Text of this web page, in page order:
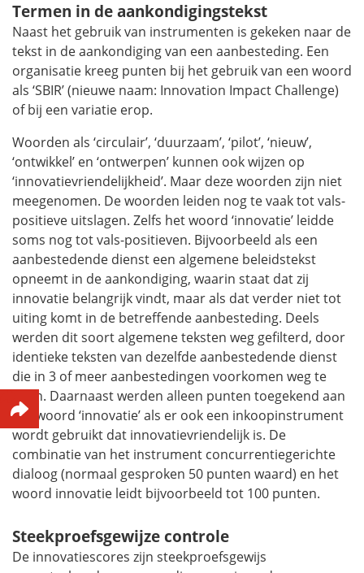
Termen in de aankondigingstekst
Naast het gebruik van instrumenten is gekeken naar de
tekst in de aankondiging van een aanbesteding. Een
organisatie kreeg punten bij het gebruik van een woord
als ‘SBIR’ (nieuwe naam: Innovation Impact Challenge)
of bij een variatie erop.
Woorden als ‘circulair’, ‘duurzaam’, ‘pilot’, ‘nieuw’,
‘ontwikkel’ en ‘ontwerpen’ kunnen ook wijzen op
‘innovatievriendelijkheid’. Maar deze woorden zijn niet
meegenomen. De woorden leiden nog te vaak tot vals-
positieve uitslagen. Zelfs het woord ‘innovatie’ leidde
soms nog tot vals-positieven. Bijvoorbeeld als een
aanbestedende dienst een algemene beleidstekst
opneemt in de aankondiging, waarin staat dat zij
innovatie belangrijk vindt, maar als dat verder niet tot
uiting komt in de betreffende aanbesteding. Deels
werden dit soort algemene teksten weg gefilterd, door
identieke teksten van dezelfde aanbestedende dienst
die in 3 of meer aanbestedingen voorkomen weg te
laten. Daarnaast werden alleen punten toegekend aan
het woord ‘innovatie’ als er ook een inkoopinstrument
wordt gebruikt dat innovatievriendelijk is. De
combinatie van het instrument concurrentiegerichte
dialoog (normaal gesproken 50 punten waard) en het
woord innovatie leidt bijvoorbeeld tot 100 punten.
Steekproefsgewijze controle
De innovatiescores zijn steekproefsgewijs